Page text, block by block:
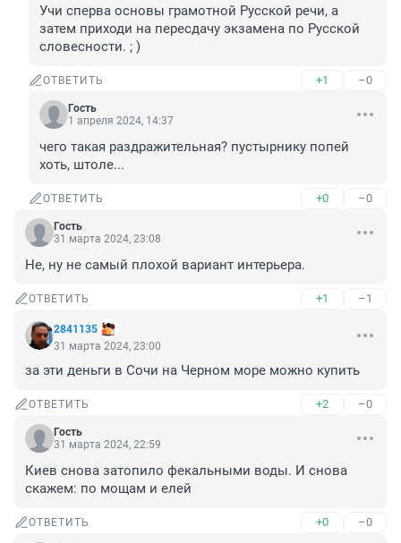
Учи сперва основы грамотной Русской речи, а
затем приходи на пересдачу экзамена по Русской
словесности. ; )
ОТВЕТИТЬ +1 –0
Гость
1 апреля 2024, 14:37
чего такая раздражительная? пустырнику попей
хоть, штоле...
ОТВЕТИТЬ +0 –0
Гость
31 марта 2024, 23:08
Не, ну не самый плохой вариант интерьера.
ОТВЕТИТЬ +1 –1
2841135
31 марта 2024, 23:00
за эти деньги в Сочи на Черном море можно купить
ОТВЕТИТЬ +2 –0
Гость
31 марта 2024, 22:59
Киев снова затопило фекальными воды. И снова
скажем: по мощам и елей
ОТВЕТИТЬ +0 –0